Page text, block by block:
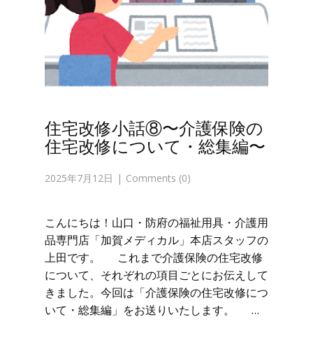
住宅改修小話⑧〜介護保険の
住宅改修について・総集編〜
2025年7月12日 Comments (0)
こんにちは！山口・防府の福祉用具・介護用
品専門店「加賀メディカル」本店スタッフの
上田です。 これまで介護保険の住宅改修
について、それぞれの項目ごとにお伝えして
きました。今回は「介護保険の住宅改修につ
いて・総集編」をお送りいたします。 …